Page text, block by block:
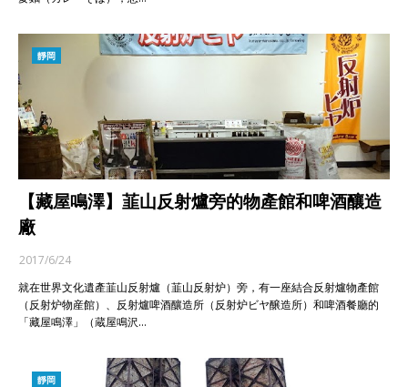
靜岡
【藏屋鳴澤】韮山反射爐旁的物產館和啤酒釀造
廠
2017/6/24
就在世界文化遺產韮山反射爐（韮山反射炉）旁，有一座結合反射爐物產館
（反射炉物産館）、反射爐啤酒釀造所（反射炉ビヤ醸造所）和啤酒餐廳的
「藏屋鳴澤」（蔵屋鳴沢…
靜岡